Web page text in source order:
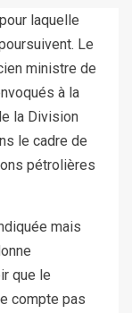
laquelle
Le
ministre de
à la
la Division
le cadre de
pétrolières
mais
que le
compte pas